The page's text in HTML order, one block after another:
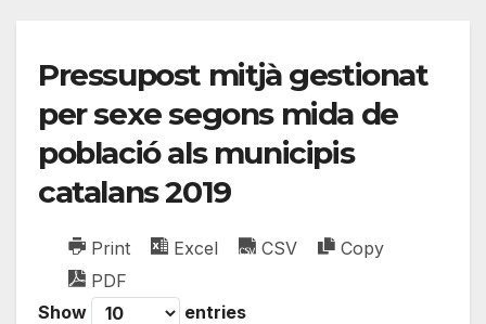
Pressupost mitjà gestionat
per sexe segons mida de
població als municipis
catalans 2019
Print Excel CSV
Copy
PDF
Show
entries